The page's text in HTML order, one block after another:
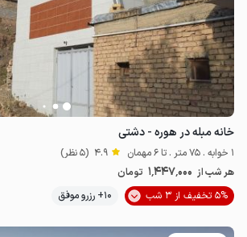
خانه مبله در هوره - دشتی
1 خوابه . 75 متر . تا 6 مهمان 4.9 (5 نظر)
هر شب از 1٬447٬000 تومان
5% تخفیف از 3 شب
10+ رزرو موفق